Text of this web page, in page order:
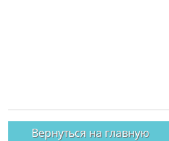
Вернуться на главную